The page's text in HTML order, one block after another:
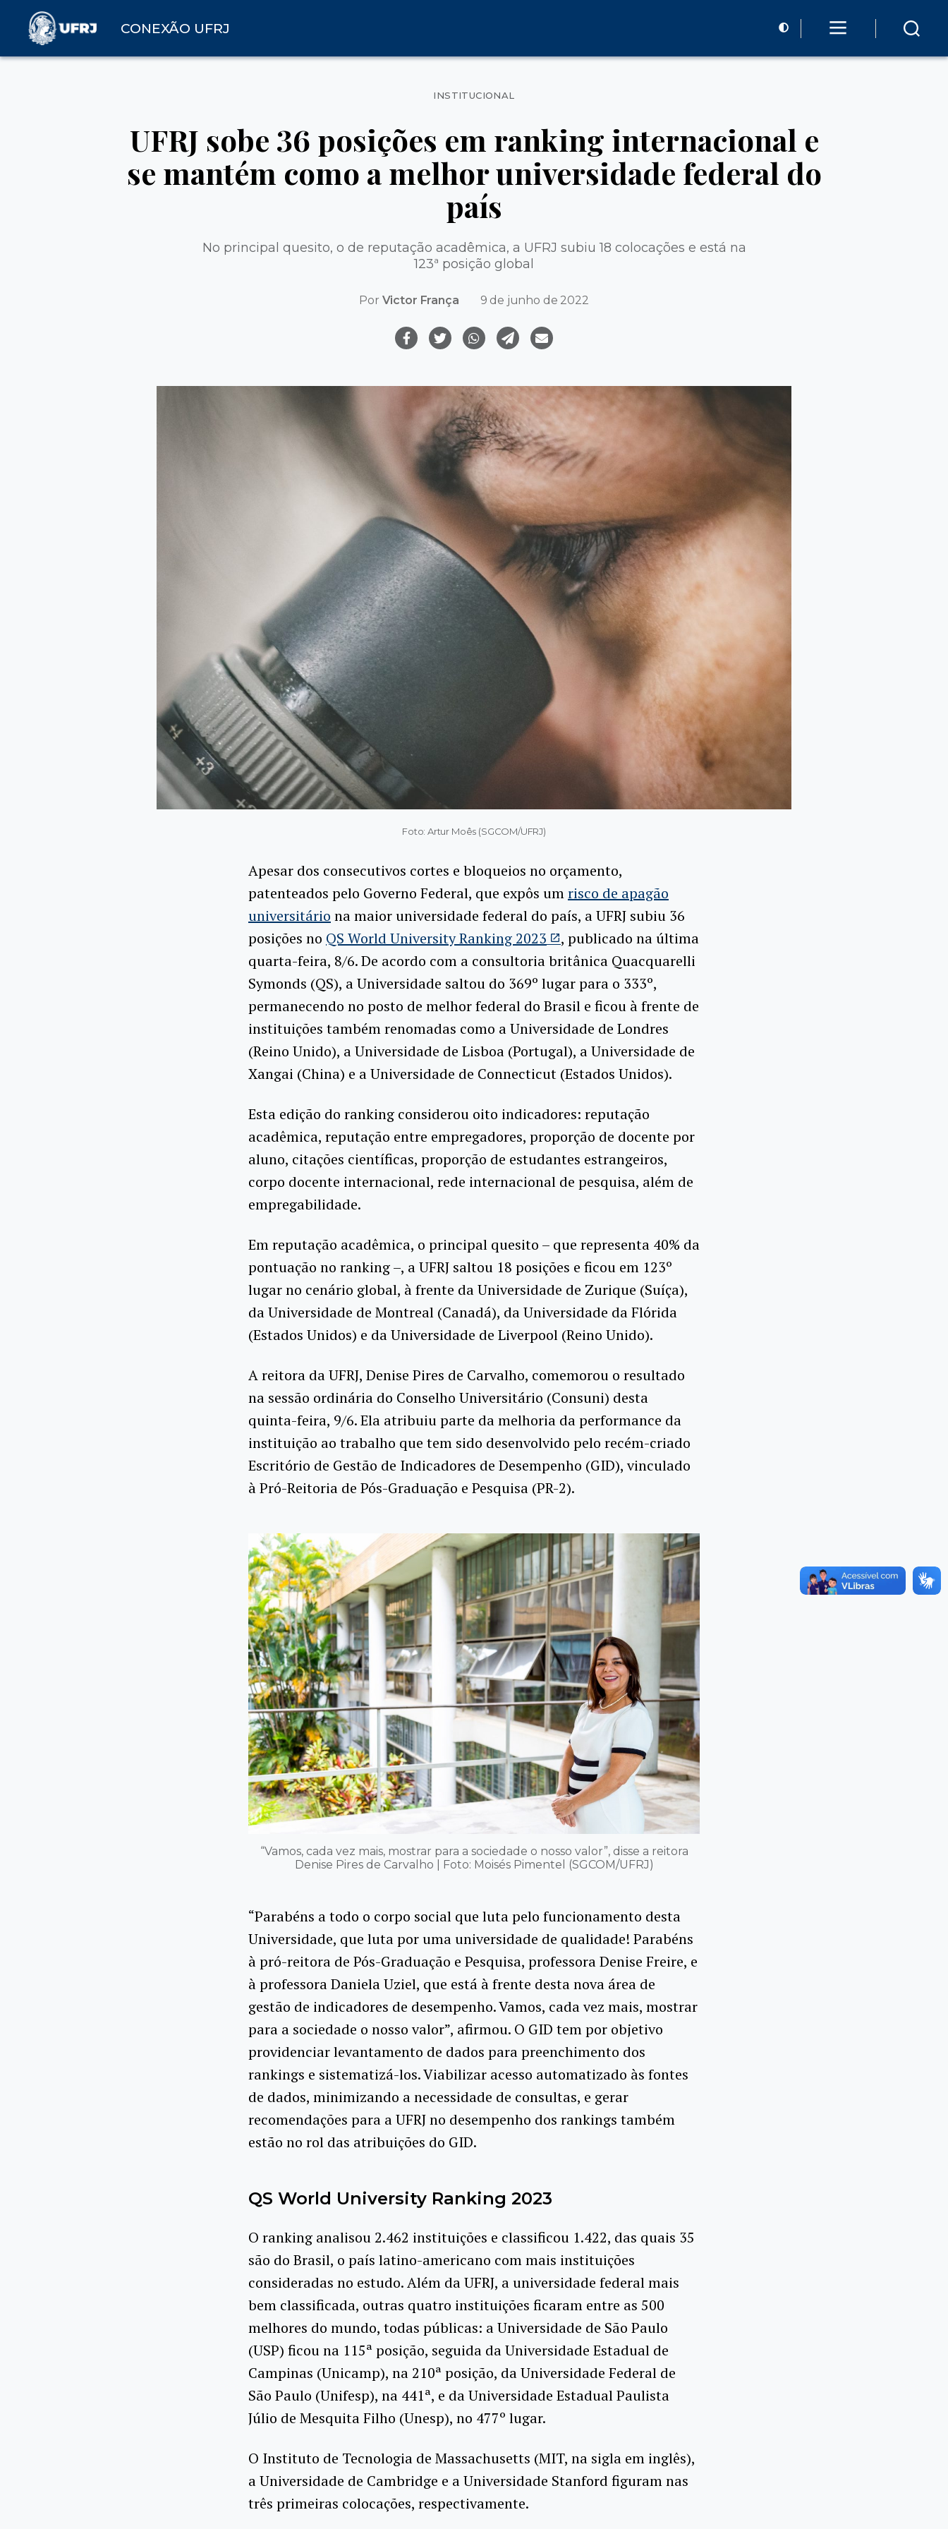
CONEXÃO UFRJ
Categorias
INSTITUCIONAL
UFRJ sobe 36 posições em ranking internacional e
se mantém como a melhor universidade federal do
país
No principal quesito, o de reputação acadêmica, a UFRJ subiu 18 colocações e está na
123ª posição global
Por Victor França 9 de junho de 2022
Foto: Artur Moês (SGCOM/UFRJ)
Apesar dos consecutivos cortes e bloqueios no orçamento,
patenteados pelo Governo Federal, que expôs umrisco de apagão
universitário na maior universidade federal do país, a UFRJ subiu 36
posições no QS World University Ranking 2023
, publicado na última
quarta-feira, 8/6. De acordo com a consultoria britânica Quacquarelli
Symonds (QS), a Universidade saltou do 369º lugar para o 333º,
permanecendo no posto de melhor federal do Brasil e ficou à frente de
instituições também renomadas como a Universidade de Londres
(Reino Unido), a Universidade de Lisboa (Portugal), a Universidade de
Xangai (China) e a Universidade de Connecticut (Estados Unidos).
Esta edição do ranking considerou oito indicadores: reputação
acadêmica, reputação entre empregadores, proporção de docente por
aluno, citações científicas, proporção de estudantes estrangeiros,
corpo docente internacional, rede internacional de pesquisa, além de
empregabilidade.
Em reputação acadêmica, o principal quesito – que representa 40% da
pontuação no ranking –, a UFRJ saltou 18 posições e ficou em 123º
lugar no cenário global, à frente da Universidade de Zurique (Suíça),
da Universidade de Montreal (Canadá), da Universidade da Flórida
(Estados Unidos) e da Universidade de Liverpool (Reino Unido).
A reitora da UFRJ, Denise Pires de Carvalho, comemorou o resultado
na sessão ordinária do Conselho Universitário (Consuni) desta
quinta-feira, 9/6. Ela atribuiu parte da melhoria da performance da
instituição ao trabalho que tem sido desenvolvido pelo recém-criado
Escritório de Gestão de Indicadores de Desempenho (GID), vinculado
à Pró-Reitoria de Pós-Graduação e Pesquisa (PR-2).
“Vamos, cada vez mais, mostrar para a sociedade o nosso valor”, disse a reitora
Denise Pires de Carvalho | Foto: Moisés Pimentel (SGCOM/UFRJ)
“Parabéns a todo o corpo social que luta pelo funcionamento desta
Universidade, que luta por uma universidade de qualidade! Parabéns
à pró-reitora de Pós-Graduação e Pesquisa, professora Denise Freire, e
à professora Daniela Uziel, que está à frente desta nova área de
gestão de indicadores de desempenho. Vamos, cada vez mais, mostrar
para a sociedade o nosso valor”, afirmou. O GID tem por objetivo
providenciar levantamento de dados para preenchimento dos
rankings e sistematizá-los. Viabilizar acesso automatizado às fontes
de dados, minimizando a necessidade de consultas, e gerar
recomendações para a UFRJ no desempenho dos rankings também
estão no rol das atribuições do GID.
QS World University Ranking 2023
O ranking analisou 2.462 instituições e classificou 1.422, das quais 35
são do Brasil, o país latino-americano com mais instituições
consideradas no estudo. Além da UFRJ, a universidade federal mais
bem classificada, outras quatro instituições ficaram entre as 500
melhores do mundo, todas públicas: a Universidade de São Paulo
(USP) ficou na 115ª posição, seguida da Universidade Estadual de
Campinas (Unicamp), na 210ª posição, da Universidade Federal de
São Paulo (Unifesp), na 441ª, e da Universidade Estadual Paulista
Júlio de Mesquita Filho (Unesp), no 477º lugar.
O Instituto de Tecnologia de Massachusetts (MIT, na sigla em inglês),
a Universidade de Cambridge e a Universidade Stanford figuram nas
três primeiras colocações, respectivamente.